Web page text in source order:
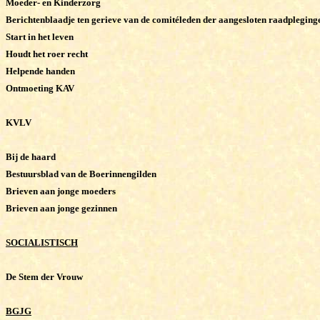
Moeder- en Kinderzorg
Berichtenblaadje ten gerieve van de comitéleden der aangesloten
Start in het leven
Houdt het roer recht
Helpende handen
Ontmoeting KAV
KVLV
Bij de haard
Bestuursblad van de Boerinnengilden
Brieven aan jonge moeders
Brieven aan jonge gezinnen
SOCIALISTISCH
De Stem der Vrouw
BGJG